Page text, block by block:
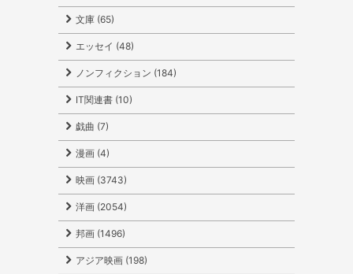
文庫 (65)
エッセイ (48)
ノンフィクション (184)
IT関連書 (10)
戯曲 (7)
漫画 (4)
映画 (3743)
洋画 (2054)
邦画 (1496)
アジア映画 (198)